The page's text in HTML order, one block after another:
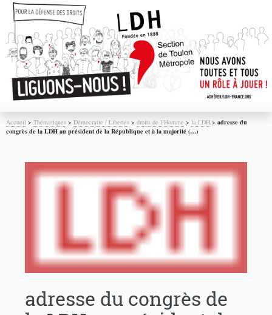
Accueil >Thématiques >Démocratie / Libertés >droits de l’Homme >la LDH >adresse du
congrès de la LDH au président de la République et à la majorité (…)
adresse du congrès de